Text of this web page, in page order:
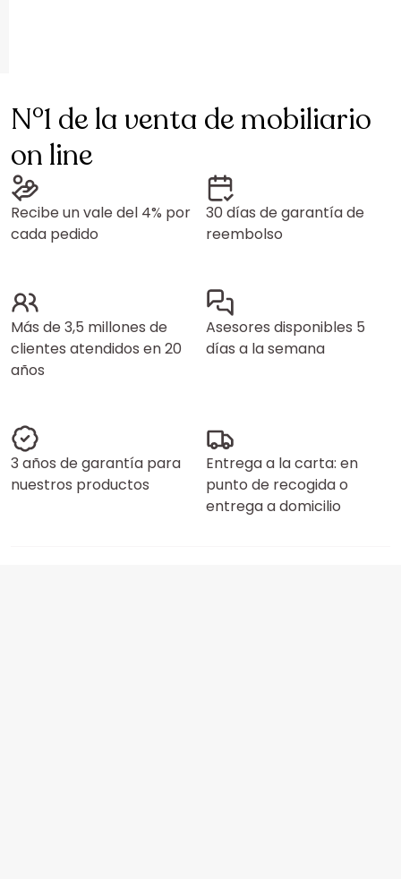
N°1 de la venta de mobiliario
on line
Recibe un vale del 4% por
cada pedido
30 días de garantía de
reembolso
Más de 3,5 millones de
clientes atendidos en 20
años
Asesores disponibles 5
días a la semana
3 años de garantía para
nuestros productos
Entrega a la carta: en
punto de recogida o
entrega a domicilio